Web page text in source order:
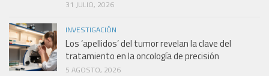
31 JULIO, 2026
INVESTIGACIÓN
Los ‘apellidos’ del tumor revelan la clave del
tratamiento en la oncología de precisión
5 AGOSTO, 2026